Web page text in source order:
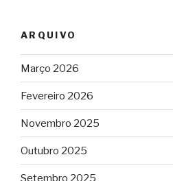
ARQUIVO
Março 2026
Fevereiro 2026
Novembro 2025
Outubro 2025
Setembro 2025